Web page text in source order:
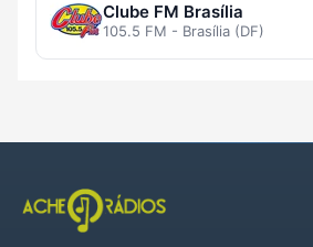
Clube FM Brasília
105.5 FM - Brasília (DF)